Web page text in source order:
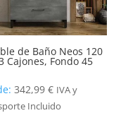
de Baño Neos 120
Cajones, Fondo 45
342,99 € IVA y
Incluido